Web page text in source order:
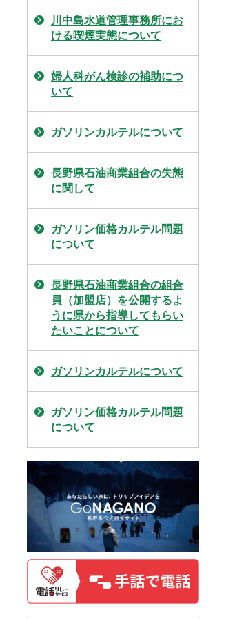
川中島水道管理事務所にお
ける喫煙実態について
婦人科がん検診の補助につ
いて
ガソリンカルテルについて
長野県石油商業組合の失態
に関して
ガソリン価格カルテル問題
について
長野県石油商業組合の組合
員（加盟店）を公開するよ
うに県から指導してもらい
たいことについて
ガソリンカルテルについて
ガソリン価格カルテル問題
について